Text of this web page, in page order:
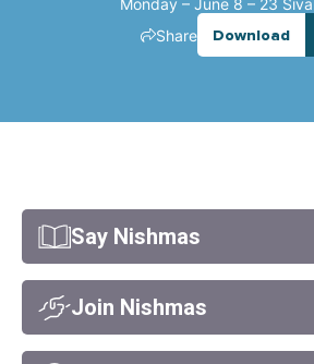
Monday – June 8 – 23
Share
Download
Say Nishmas
Join Nishmas